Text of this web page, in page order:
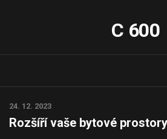
C 600
24. 12. 2023
Rozšíří vaše bytové prostory